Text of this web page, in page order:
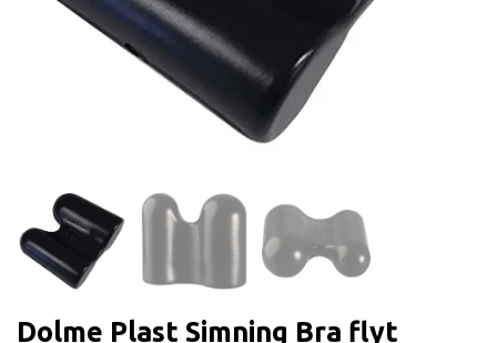
Dolme Plast Simning Bra flyt